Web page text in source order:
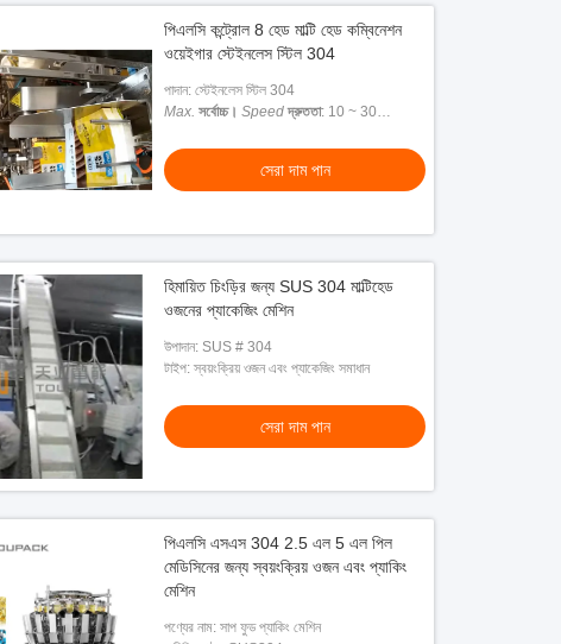
পিএলসি কন্ট্রোল 8 হেড মাল্টি হেড কম্বিনেশন
ওয়েইগার স্টেইনলেস স্টিল 304
পাদান: স্টেইনলেস স্টিল 304
Max. সর্বোচ্চ। Speed দ্রুততা: 10 ~ 30
সেরা দাম পান
হিমায়িত চিংড়ির জন্য SUS 304 মাল্টিহেড
ওজনের প্যাকেজিং মেশিন
উপাদান: SUS # 304
টাইপ: স্বয়ংক্রিয় ওজন এবং প্যাকেজিং সমাধান
সেরা দাম পান
পিএলসি এসএস 304 2.5 এল 5 এল পিল
মেডিসিনের জন্য স্বয়ংক্রিয় ওজন এবং প্যাকিং
মেশিন
পণ্যের নাম: সাপ ফুড প্যাকিং মেশিন